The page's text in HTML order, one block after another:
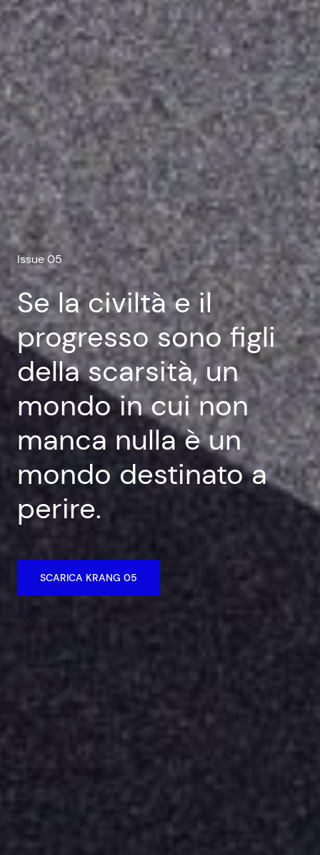
Issue 05
Se la civiltà e il
progresso sono figli
della scarsità, un
mondo in cui non
manca nulla è un
mondo destinato a
perire.
SCARICA KRANG 05